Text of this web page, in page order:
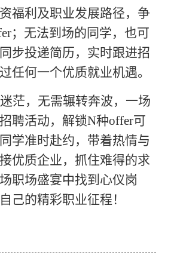
福利及职业发展路径，争
；无法到场的同学，也可
步投递简历，实时跟进招
任何一个优质就业机遇。
茫，无需辗转奔波，一场
聘活动，解锁N种offer可
学准时赴约，带着热情与
优质企业，抓住难得的求
职场盛宴中找到心仪岗
己的精彩职业征程！